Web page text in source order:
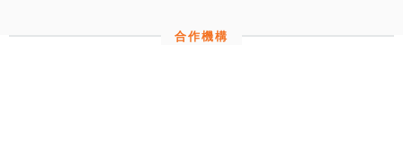
合作機構